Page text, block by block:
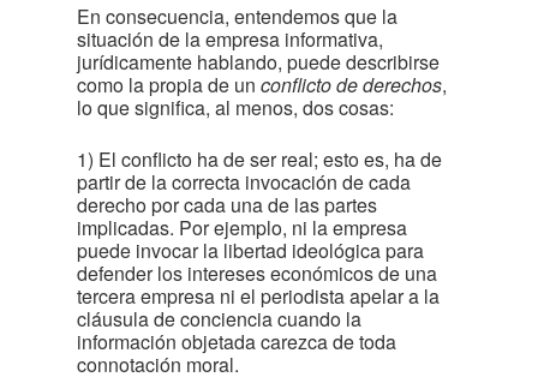
En consecuencia, entendemos que la
situación de la empresa informativa,
jurídicamente hablando, puede describirse
como la propia de un conflicto de derechos,
lo que significa, al menos, dos cosas:
1) El conflicto ha de ser real; esto es, ha de
partir de la correcta invocación de cada
derecho por cada una de las partes
implicadas. Por ejemplo, ni la empresa
puede invocar la libertad ideológica para
defender los intereses económicos de una
tercera empresa ni el periodista apelar a la
cláusula de conciencia cuando la
información objetada carezca de toda
connotación moral.